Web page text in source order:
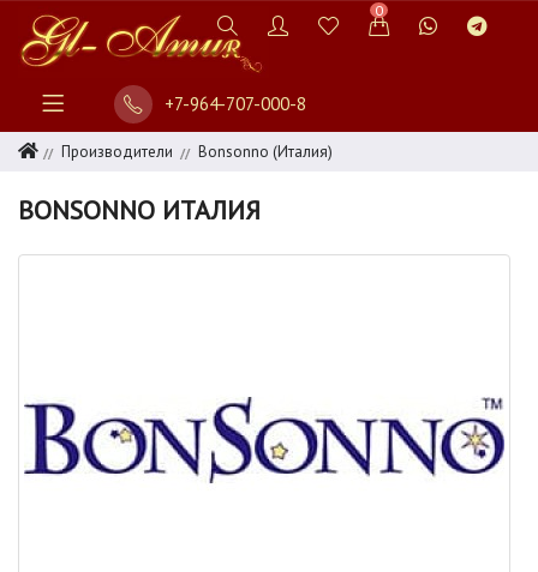
0
+7-964-707-000-8
Производители Bonsonno (Италия)
BONSONNO ИТАЛИЯ